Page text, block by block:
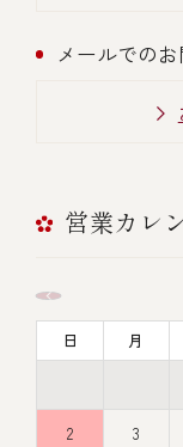
メールでの
営業カレ
日 月
2 3